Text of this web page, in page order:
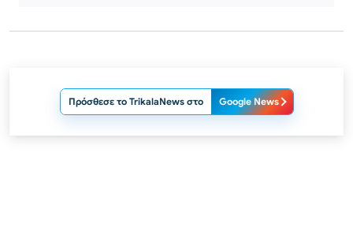
Πρόσθεσε το TrikalaNews στο Google News